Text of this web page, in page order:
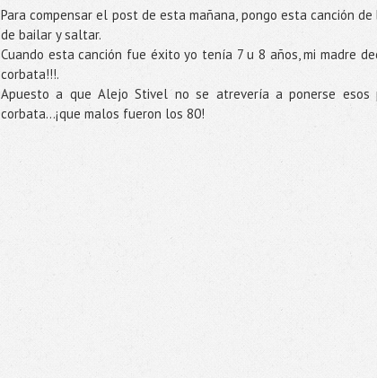
Para compensar el post de esta mañana, pongo esta canción
de bailar y saltar.
Cuando esta canción fue éxito yo tenía 7 u 8 años, mi madre
corbata!!!.
Apuesto a que Alejo Stivel no se atrevería a ponerse esos
corbata...¡que malos fueron los 80!